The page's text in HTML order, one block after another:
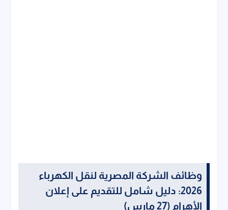
وظائف الشركة المصرية لنقل الكهرباء
2026: دليل شامل للتقديم على إعلان
الأهرام (27 مارس)